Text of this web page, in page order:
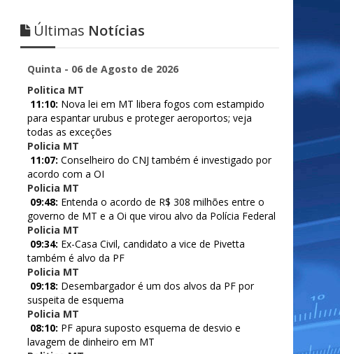
Últimas Notícias
Quinta - 06 de Agosto de 2026
Politica MT
11:10: Nova lei em MT libera fogos com estampido
para espantar urubus e proteger aeroportos; veja
todas as exceções
Policia MT
11:07: Conselheiro do CNJ também é investigado por
acordo com a OI
Policia MT
09:48: Entenda o acordo de R$ 308 milhões entre o
governo de MT e a Oi que virou alvo da Polícia Federal
Policia MT
09:34: Ex-Casa Civil, candidato a vice de Pivetta
também é alvo da PF
Policia MT
09:18: Desembargador é um dos alvos da PF por
suspeita de esquema
Policia MT
08:10: PF apura suposto esquema de desvio e
lavagem de dinheiro em MT